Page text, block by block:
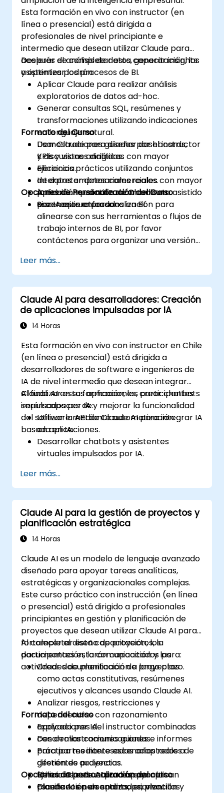
Esta formación en vivo con instructor (en
línea o presencial) está dirigida a
profesionales de nivel principiante e
intermedio que desean utilizar Claude para
acelerar el análisis de datos, generar insights
y optimizar los procesos de BI.
Después de completar esta capacitación, los
asistentes podrán:
Aplicar Claude para realizar análisis
exploratorios de datos ad-hoc.
Generar consultas SQL, resúmenes y
transformaciones utilizando indicaciones
en lenguaje natural.
Usar Claude para diseñar dashboards,
KPIs y vistas analíticas con mayor
eficiencia.
Interpretar datos comerciales con mayor
precisión mediante razonamiento asistido
por IA estructurado.
Formato del Curso
Demostraciones guiadas por el instructor
y discusiones dirigidas.
Ejercicios prácticos utilizando conjuntos
de datos empresariales reales.
Aplicación práctica de Claude en
escenarios enfocados en BI.
Opciones de Personalización del Curso
Si se requiere personalización para
alinearse con sus herramientas o flujos de
trabajo internos de BI, por favor
contáctenos para organizar una versión
Leer más...
Claude AI para desarrolladores: Creación
de aplicaciones impulsadas por IA
14 Horas
Esta formación en vivo con instructor en Chile
(en línea o presencial) está dirigida a
desarrolladores de software e ingenieros de
IA de nivel intermedio que desean integrar
Claude AI en sus aplicaciones, crear chatbots
impulsados por IA y mejorar la funcionalidad
del software mediante automatización
basada en IA.
Al finalizar esta formación, los participantes
serán capaces de:
Utilizar la API de Claude AI para integrar IA
en aplicaciones.
Desarrollar chatbots y asistentes
virtuales impulsados por IA.
automatización e inteligencia artificial
(NLP) basada en IA.
Optimizar y ajustar los modelos de Claude
AI para diferentes casos de uso.
Leer más...
Claude AI para la gestión de proyectos y
planificación estratégica
14 Horas
Claude AI es un modelo de lenguaje avanzado
diseñado para apoyar tareas analíticas,
estratégicas y organizacionales complejas.
Este curso práctico con instrucción (en línea
o presencial) está dirigido a profesionales
principiantes en gestión y planificación de
proyectos que desean utilizar Claude AI para
fortalecer el diseño de proyectos, la
documentación, la comunicación y las
actividades de planificación a largo plazo.
Al completar esta capacitación, los
participantes estarán capacitados para:
Crear documentación de proyectos
como actas constitutivas, resúmenes
ejecutivos y alcances usando Claude AI.
Analizar riesgos, restricciones y
dependencias con razonamiento
apoyado por IA.
Desarrollar comunicaciones e informes
para partes interesadas adaptados a
diferentes audiencias.
Utilizar Claude AI para apoyar la
planificación de sprints, priorización y
Formato del curso
Explicaciones del instructor combinadas
con demostraciones guiadas.
Práctica mediante escenarios reales de
gestión de proyectos.
Ejercicios estructurados que aplican
Claude AI en un entorno en vivo.
Opciones de personalización del curso
Escenarios personalizados, plantillas